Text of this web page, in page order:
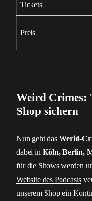
Tickets
Preis
Weird Crimes:
Shop sichern
Nun geht dasWerid-
dabei inKöln, Berlin,
für die Shows werden
Website des Podcasts
unserem Shop ein